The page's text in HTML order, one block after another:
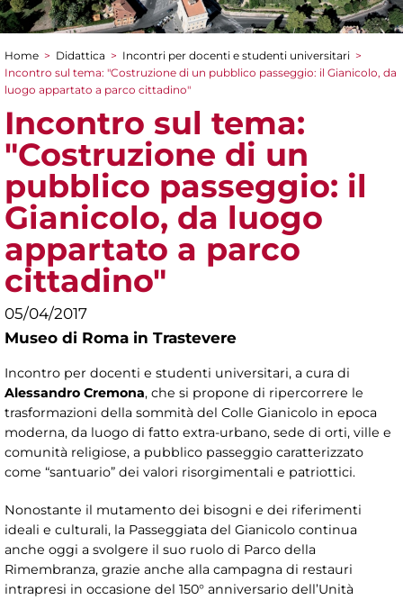
Tu sei qui
Home > Didattica > Incontri per docenti e studenti universitari >
Incontro sul tema: "Costruzione di un pubblico passeggio: il Gianicolo, da
luogo appartato a parco cittadino"
Incontro sul tema:
"Costruzione di un
pubblico passeggio: il
Gianicolo, da luogo
appartato a parco
cittadino"
05/04/2017
Museo di Roma in Trastevere
Incontro per docenti e studenti universitari, a cura di
Alessandro Cremona, che si propone di ripercorrere le
trasformazioni della sommità del Colle Gianicolo in epoca
moderna, da luogo di fatto extra-urbano, sede di orti, ville e
comunità religiose, a pubblico passeggio caratterizzato
come “santuario” dei valori risorgimentali e patriottici.
Nonostante il mutamento dei bisogni e dei riferimenti
ideali e culturali, la Passeggiata del Gianicolo continua
anche oggi a svolgere il suo ruolo di Parco della
Rimembranza, grazie anche alla campagna di restauri
intrapresi in occasione del 150° anniversario dell’Unità